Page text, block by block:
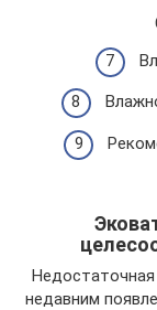
Недостаточная
недавним